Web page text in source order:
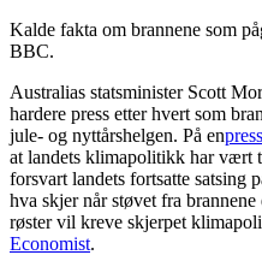
Kalde fakta om brannene som
BBC.
Australias statsminister Scott
hardere press etter hvert som
jule- og nyttårshelgen. På en
at landets klimapolitikk har vært
forsvart landets fortsatte satsing
hva skjer når støvet fra
røster vil kreve skjerpet
Economist.